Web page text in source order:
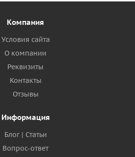
Компания
Условия сайта
О компании
Реквизиты
Контакты
Отзывы
Информация
Блог | Статьи
Вопрос-ответ